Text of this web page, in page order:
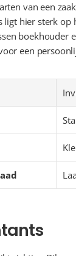
van een
ligt hier sterk op
boekhouder
een